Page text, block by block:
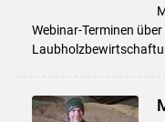
Webinar-Terminen